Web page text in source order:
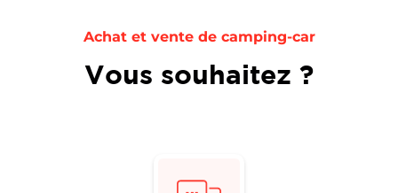
Achat et vente de camping-car
Vous souhaitez ?